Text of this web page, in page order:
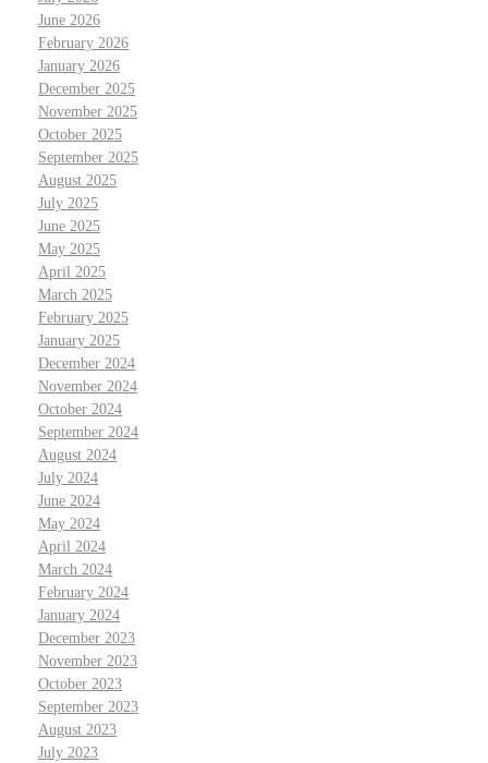
June 2026
February 2026
January 2026
December 2025
November 2025
October 2025
September 2025
August 2025
July 2025
June 2025
May 2025
April 2025
March 2025
February 2025
January 2025
December 2024
November 2024
October 2024
September 2024
August 2024
July 2024
June 2024
May 2024
April 2024
March 2024
February 2024
January 2024
December 2023
November 2023
October 2023
September 2023
August 2023
July 2023